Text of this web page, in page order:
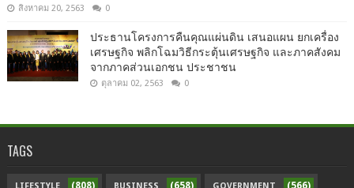
สิงหาคม 20, 2563 0
ประธานโครงการคืนคุณแผ่นดิน เสนอแผน ยกเครื่อง
เศรษฐกิจ พลิกโฉมวิธีกระตุ้นเศรษฐกิจ และภาคสังคม
จากภาคส่วนเอกชน ประชาชน
ตุลาคม 02, 2563 0
TAGS